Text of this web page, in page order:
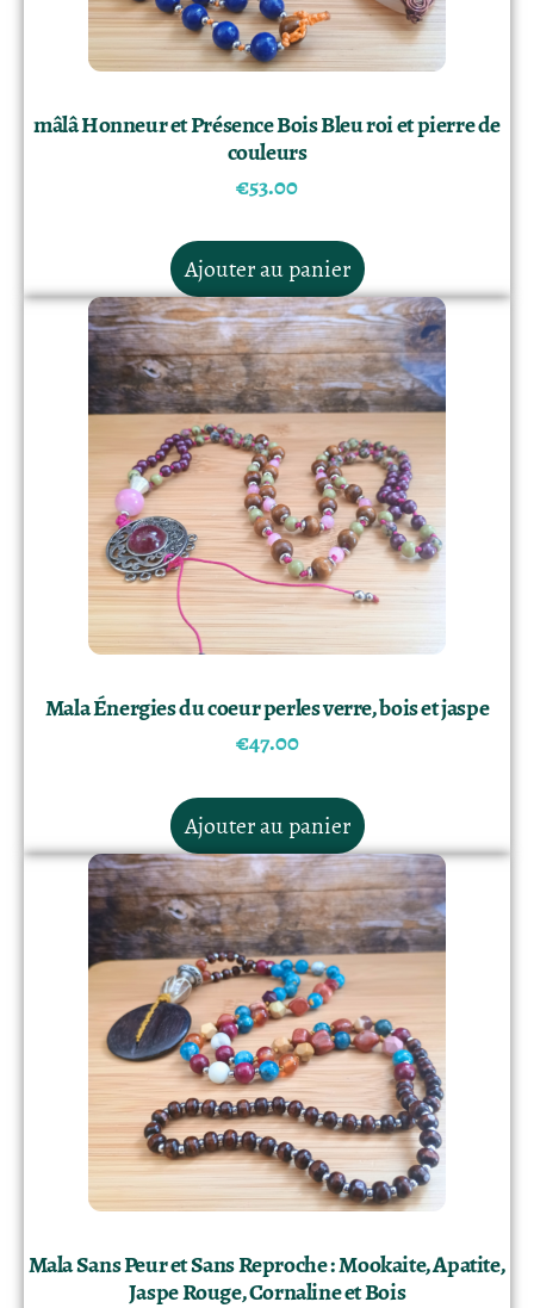
mâlâ Honneur et Présence Bois Bleu roi et pierre de
couleurs
€53.00
Ajouter au panier
Mala Énergies du coeur perles verre, bois et jaspe
€47.00
Ajouter au panier
Mala Sans Peur et Sans Reproche : Mookaite, Apatite,
Jaspe Rouge, Cornaline et Bois